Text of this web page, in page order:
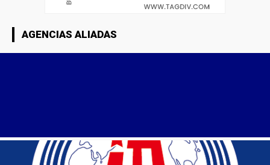
AGENCIAS ALIADAS